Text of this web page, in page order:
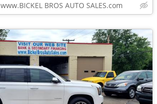
www.BICKEL BROS AUTO SALES.com